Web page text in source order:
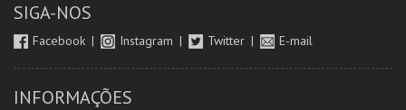
SIGA-NOS
Facebook Instagram Twitter E-mail
INFORMAÇÕES